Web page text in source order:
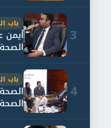
3
باب
4
باب